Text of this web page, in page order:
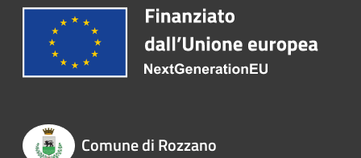
Comune di Rozzano